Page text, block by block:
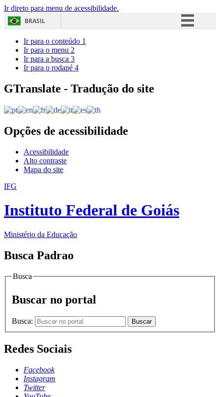
Ir direto para menu de acessibilidade.
BRASIL
Acesso à informação
Ir para o conteúdo 1
Ir para o menu 2
Ir para a busca 3
Ir para o rodapé 4
GTranslate - Tradução do site
Opções de acessibilidade
Acessibilidade
Alto contraste
Mapa do site
IFG
Instituto Federal de Goiás
Ministério da Educação
Busca Padrao
Busca
Buscar no portal
Busca: Buscar
Redes Sociais
Facebook
Instagram
Twitter